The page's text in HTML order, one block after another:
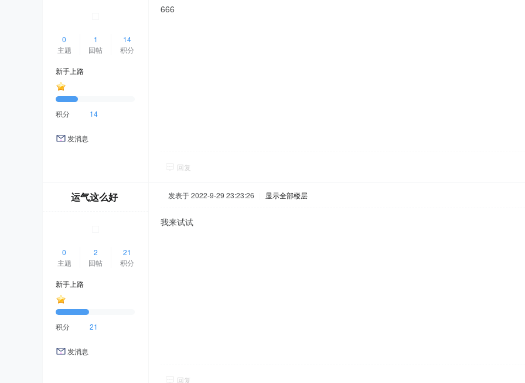
0
主题
1
回帖
14
积分
新手上路
积分 14
发消息
666
回复
运气这么好
0
主题
2
回帖
21
积分
新手上路
积分 21
发消息
发表于 2022-9-29 23:23:26 显示全部楼层
我来试试
回复